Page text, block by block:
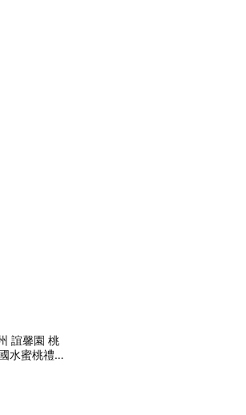
誼馨園 桃
水蜜桃禮